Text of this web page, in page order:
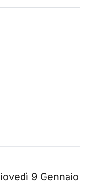
9 Gennaio